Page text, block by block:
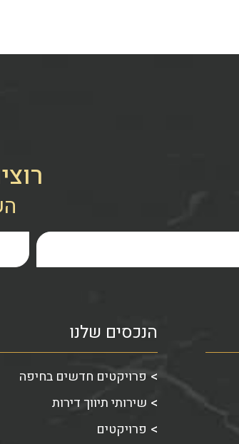
הנכסים שלנו
פרויקטים חדשים בחיפה
שירותי תיווך דירות
פרויקטים